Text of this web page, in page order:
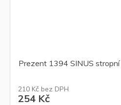
Prezent 1394 SINUS
210 Kč bez DPH
254 Kč